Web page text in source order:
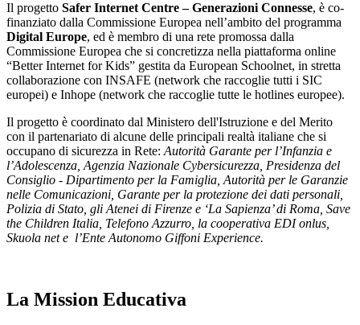
Il progetto Safer Internet Centre – Generazioni Connesse, è co-
finanziato dalla Commissione Europea nell’ambito del programma
Digital Europe, ed è membro di una rete promossa dalla
Commissione Europea che si concretizza nella piattaforma online
“Better Internet for Kids” gestita da European Schoolnet, in stretta
collaborazione con INSAFE (network che raccoglie tutti i SIC
europei) e Inhope (network che raccoglie tutte le hotlines europee).
Il progetto è coordinato dal Ministero dell'Istruzione e del Merito
con il partenariato di alcune delle principali realtà italiane che si
occupano di sicurezza in Rete: Autorità Garante per l’Infanzia e
l’Adolescenza, Agenzia Nazionale Cybersicurezza, Presidenza del
Consiglio - Dipartimento per la Famiglia, Autorità per le Garanzie
nelle Comunicazioni, Garante per la protezione dei dati personali,
Polizia di Stato, gli Atenei di Firenze e ‘La Sapienza’ di Roma, Save
the Children Italia, Telefono Azzurro, la cooperativa EDI onlus,
Skuola net e l’Ente Autonomo Giffoni Experience.
La Mission Educativa